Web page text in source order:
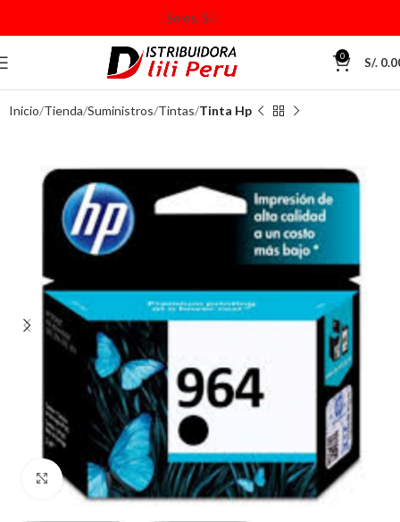
0 S/.
Inicio Tienda Suministros Tintas Tinta Hp
Haga Click para agrandar